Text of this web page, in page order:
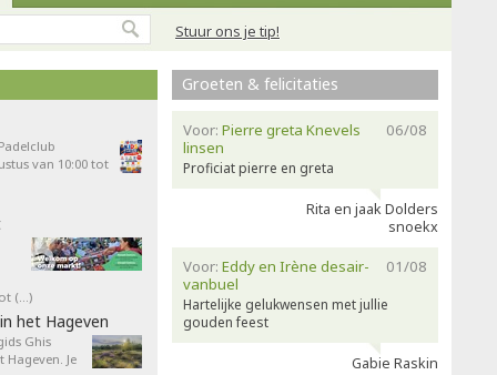
Stuur ons je tip!
van 10:00 tot
(…)
het Hageven
Ghis
Je
Groeten & felicitaties
06/08
Voor: Pierre greta Knevels
linsen
Proficiat pierre en greta
Rita en jaak Dolders
snoekx
01/08
Voor: Eddy en Irène desair-
vanbuel
Hartelijke gelukwensen met jullie
gouden feest
Gabie Raskin